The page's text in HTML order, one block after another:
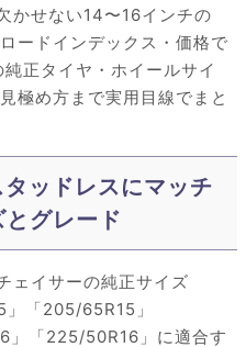
かせない14〜16インチの
ードインデックス・価格で
正タイヤ・ホイールサイ
極め方まで実用目線でまと
ッドレスにマッチ
グレード
ェイサーの純正サイズ
「205/65R15」
」「225/50R16」に適合す